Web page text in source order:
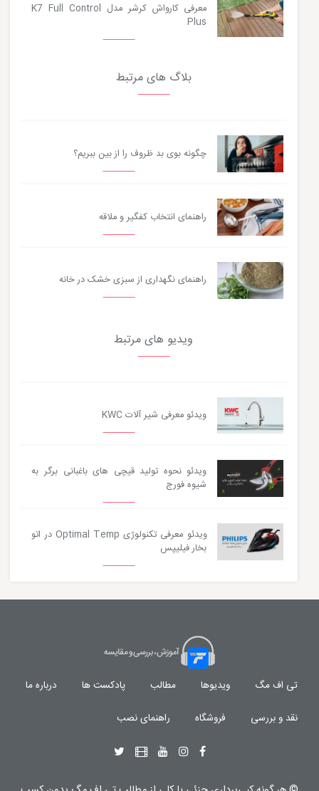
معرفی کارواش کرشر مدل K7 Full Control
Plus
بلاگ های مرتبط
چگونه بوی بد ظروف را از بین ببریم؟
راهنمای انتخاب کفگیر و ملاقه
راهنمای نگهداری از سبزی خشک در خانه
ویدیو های مرتبط
ویدئو معرفی شیر آلات KWC
ویدئو نحوه تولید قیچی های باغبانی برگر به
شیوه فورج
ویدئو معرفی تکنولوژی Optimal Temp در اتو
بخار فیلیپس
تی اف مگ ویدیوها مطالب پادکست ها درباره ما
نقد و بررسی فروشگاه راهنمای نصب